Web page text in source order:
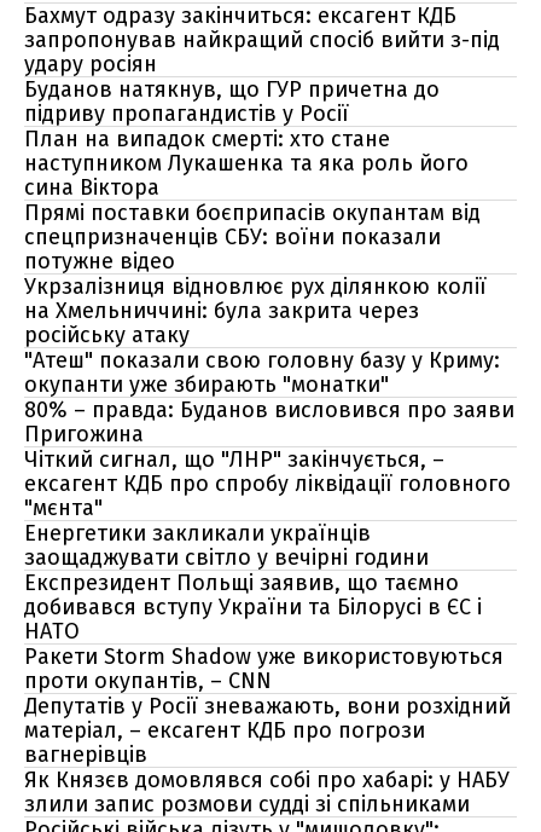
Бахмут одразу закінчиться: ексагент КДБ
запропонував найкращий спосіб вийти з-під
удару росіян
Буданов натякнув, що ГУР причетна до
підриву пропагандистів у Росії
План на випадок смерті: хто стане
наступником Лукашенка та яка роль його
сина Віктора
Прямі поставки боєприпасів окупантам від
спецпризначенців СБУ: воїни показали
потужне відео
Укрзалізниця відновлює рух ділянкою колії
на Хмельниччині: була закрита через
російську атаку
"Атеш" показали свою головну базу у Криму:
окупанти уже збирають "монатки"
80% – правда: Буданов висловився про заяви
Пригожина
Чіткий сигнал, що "ЛНР" закінчується, –
ексагент КДБ про спробу ліквідації головного
"мєнта"
Енергетики закликали українців
заощаджувати світло у вечірні години
Експрезидент Польщі заявив, що таємно
добивався вступу України та Білорусі в ЄС і
НАТО
Ракети Storm Shadow уже використовуються
проти окупантів, – CNN
Депутатів у Росії зневажають, вони розхідний
матеріал, – ексагент КДБ про погрози
вагнерівців
Як Князєв домовлявся собі про хабарі: у НАБУ
злили запис розмови судді зі спільниками